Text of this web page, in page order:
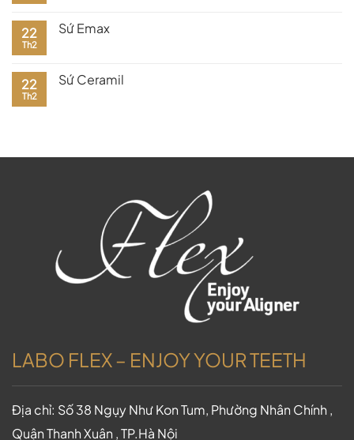
22
Th2
Sứ Emax
22
Th2
Sứ Ceramil
LABO FLEX – ENJOY YOUR TEETH
Địa chỉ: Số 38 Ngụy Như Kon Tum, Phường Nhân Chính ,
Quận Thanh Xuân , TP.Hà Nội